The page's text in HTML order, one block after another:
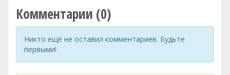
Комментарии (0)
Никто ещё не оставил комментариев. Будьте
первыми!